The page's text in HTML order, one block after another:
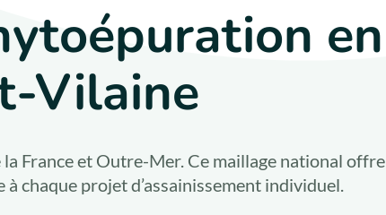
en
Vilaine
France et Outre-Mer. Ce maillage national offre
chaque projet d’assainissement individuel.